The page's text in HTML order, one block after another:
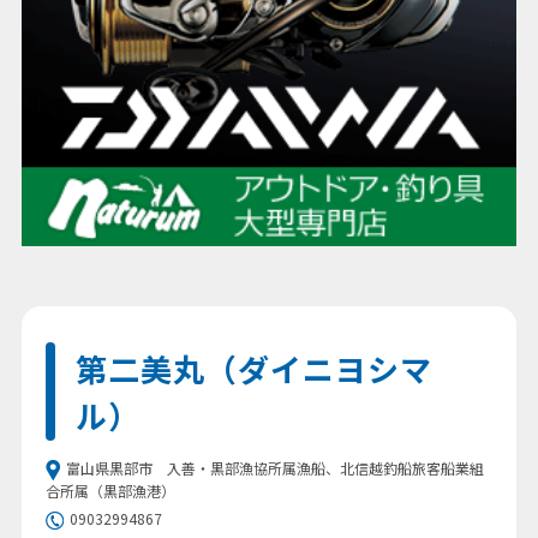
第二美丸（ダイニヨシマ
ル）
富山県黒部市 入善・黒部漁協所属漁船、北信越釣船旅客船業組
合所属（黒部漁港）
09032994867